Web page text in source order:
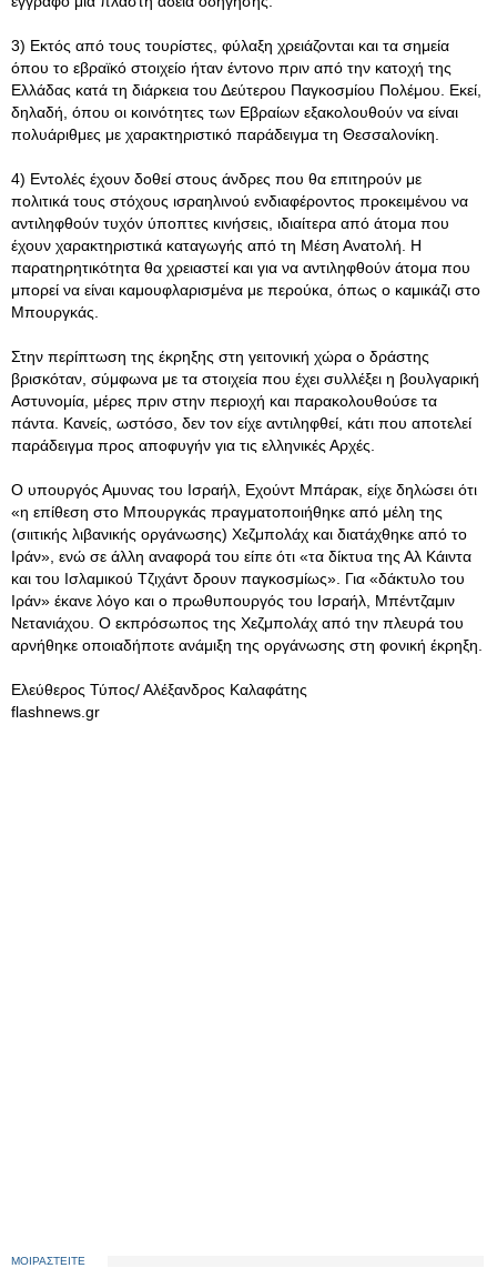
3) Εκτός από τους τουρίστες, φύλαξη χρειάζονται και τα σημεία
όπου το εβραϊκό στοιχείο ήταν έντονο πριν από την κατοχή της
Ελλάδας κατά τη διάρκεια του Δεύτερου Παγκοσμίου Πολέμου. Εκεί,
δηλαδή, όπου οι κοινότητες των Εβραίων εξακολουθούν να είναι
πολυάριθμες με χαρακτηριστικό παράδειγμα τη Θεσσαλονίκη.
4) Εντολές έχουν δοθεί στους άνδρες που θα επιτηρούν με
πολιτικά τους στόχους ισραηλινού ενδιαφέροντος προκειμένου να
αντιληφθούν τυχόν ύποπτες κινήσεις, ιδιαίτερα από άτομα που
έχουν χαρακτηριστικά καταγωγής από τη Μέση Ανατολή. Η
παρατηρητικότητα θα χρειαστεί και για να αντιληφθούν άτομα που
μπορεί να είναι καμουφλαρισμένα με περούκα, όπως ο καμικάζι στο
Μπουργκάς.
Στην περίπτωση της έκρηξης στη γειτονική χώρα ο δράστης
βρισκόταν, σύμφωνα με τα στοιχεία που έχει συλλέξει η βουλγαρική
Αστυνομία, μέρες πριν στην περιοχή και παρακολουθούσε τα
πάντα. Κανείς, ωστόσο, δεν τον είχε αντιληφθεί, κάτι που αποτελεί
παράδειγμα προς αποφυγήν για τις ελληνικές Αρχές.
Ο υπουργός Αμυνας του Ισραήλ, Εχούντ Μπάρακ, είχε δηλώσει ότι
«η επίθεση στο Μπουργκάς πραγματοποιήθηκε από μέλη της
(σιιτικής λιβανικής οργάνωσης) Χεζμπολάχ και διατάχθηκε από το
Ιράν», ενώ σε άλλη αναφορά του είπε ότι «τα δίκτυα της Αλ Κάιντα
και του Ισλαμικού Τζιχάντ δρουν παγκοσμίως». Για «δάκτυλο του
Ιράν» έκανε λόγο και ο πρωθυπουργός του Ισραήλ, Μπέντζαμιν
Νετανιάχου. Ο εκπρόσωπος της Χεζμπολάχ από την πλευρά του
αρνήθηκε οποιαδήποτε ανάμιξη της οργάνωσης στη φονική έκρηξη.
Ελεύθερος Τύπος/ Αλέξανδρος Καλαφάτης
flashnews.gr
ΜΟΙΡΑΣΤΕΙΤΕ